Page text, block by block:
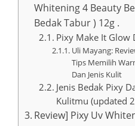
Whitening 4 Beauty
Bedak Tabur ) 12g .
Pixy Make It Glow
Uli Mayang:
Tips Memilih
Dan Jenis Kulit
Jenis Bedak Pixy
Kulitmu (updated
Review] Pixy Uv